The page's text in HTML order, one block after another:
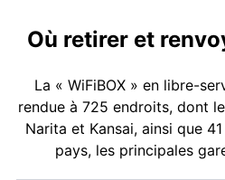
Où retirer et
La « WiFiBOX » en libre-
rendue à 725 endroits, dont
Narita et Kansai, ainsi que
pays, les principales